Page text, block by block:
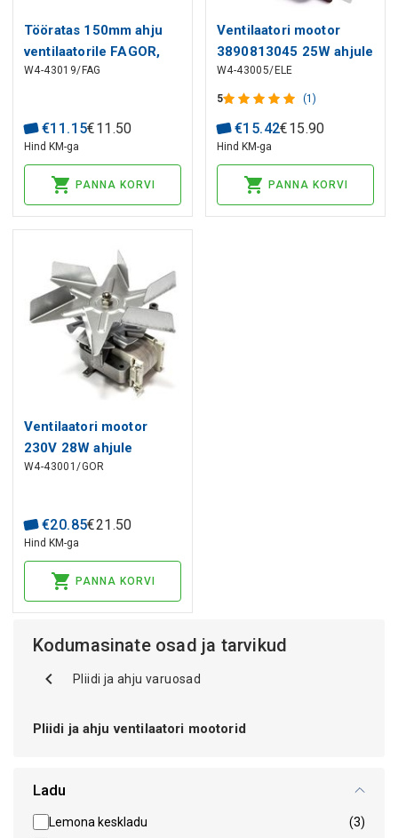
Tööratas 150mm ahju
ventilaatorile FAGOR,
BRANDT, WHIRLPOOL
W4-43019/FAG
€11 .15€11 .50
Hind KM-ga
PANNA KORVI
Ventilaatori mootor
3890813045 25W ahjule
AEG, ELECTROLUX,
ZANUSSI
W4-43005/ELE
5 (1)
€15.42€15.90
Hind KM-ga
PANNA KORVI
Ventilaatori mootor
230V 28W ahjule
GORENJE
W4-43001/GOR
€20.85€21 .50
Hind KM-ga
PANNA KORVI
Kodumasinate osad ja tarvikud
Pliidi ja ahju varuosad
Pliidi ja ahju ventilaatori mootorid
Ladu
Lemona keskladu
(3)